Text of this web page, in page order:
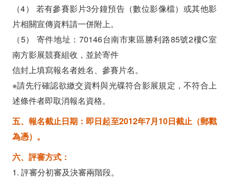
（4） 若有參賽影片3分鐘預告（數位影像檔）或其他影
片相關宣傳資料請一併附上。
（5） 寄件地址：70146台南市東區勝利路85號2樓C室
南方影展競賽組收，並於寄件
信封上填寫報名者姓名、參賽片名。
※請先行確認欲繳交資料與光碟符合影展規定，不符合上
述條件者即取消報名資格。
五、報名截止日期：即日起至2012年7月10日截止（郵戳
為憑）。
六、評審方式：
1. 評審分初審及決審兩階段。